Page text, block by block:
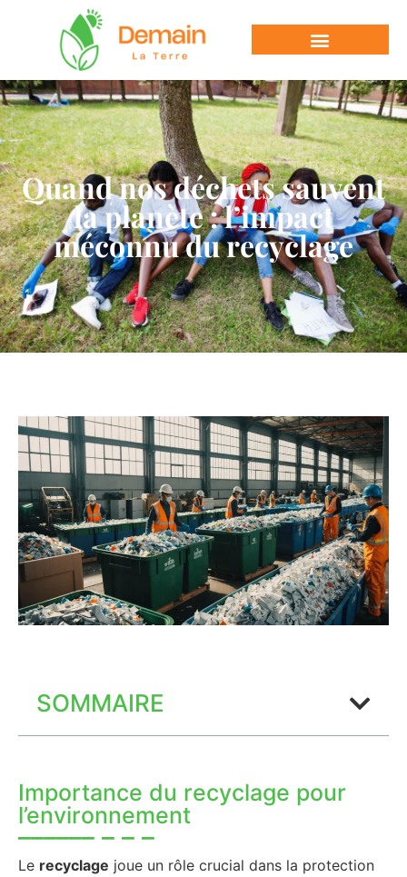
Quand nos déchets sauvent
la planète : l’impact
méconnu du recyclage
SOMMAIRE
Importance du recyclage pour
l’environnement
Le recyclage joue un rôle crucial dans la protection